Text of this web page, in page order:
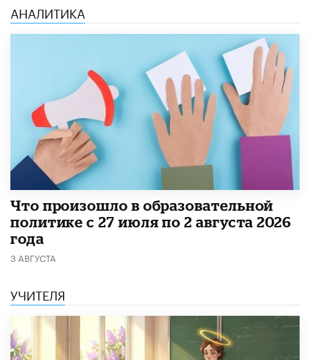
АНАЛИТИКА
​Что произошло в образовательной
политике с 27 июля по 2 августа 2026
года
3 АВГУСТА
УЧИТЕЛЯ